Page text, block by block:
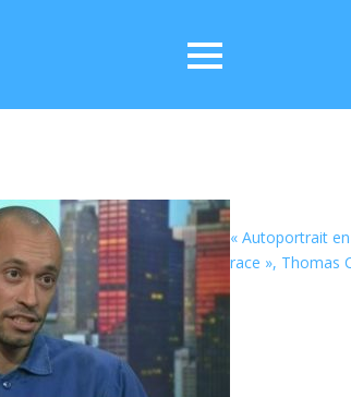
« Autoportrait en
race », Thomas